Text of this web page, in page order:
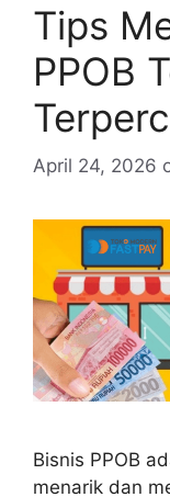
Tips
PPOB
April 24, 2026
Bisnis PPOB
menarik dan